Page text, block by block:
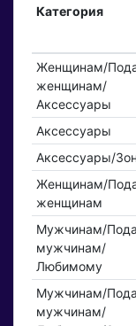
Категория
Женщинам/
женщинам/
Аксессуары
Аксессуары
Аксессуары/
Женщинам/
женщинам
Мужчинам/
мужчинам/
Любимому
Мужчинам/
мужчинам/